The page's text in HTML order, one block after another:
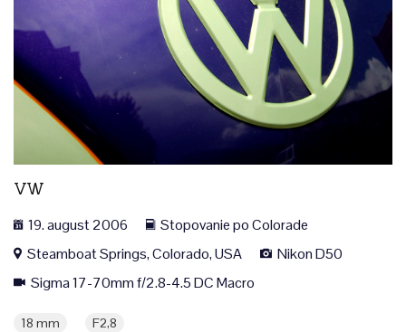
VW
19. august 2006
Stopovanie po Colorade
Steamboat Springs, Colorado, USA
Nikon D50
Sigma 17-70mm f/2.8-4.5 DC Macro
18 mm F2,8